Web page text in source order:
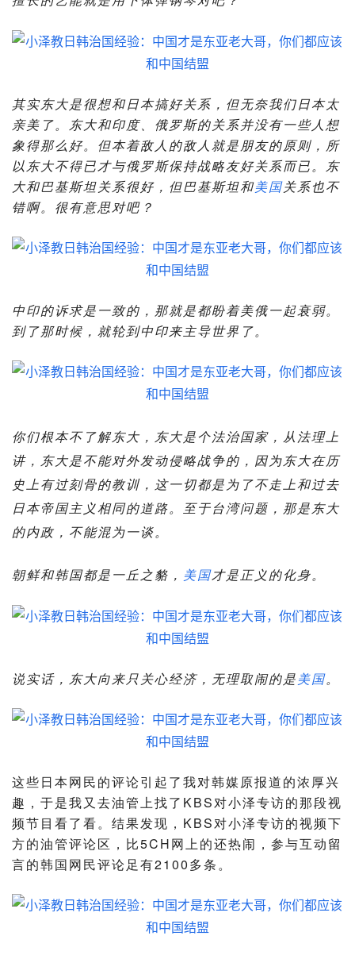
其实东大是很想和日本搞好关系，但无奈我们日本太
亲美了。东大和印度、俄罗斯的关系并没有一些人想
象得那么好。但本着敌人的敌人就是朋友的原则，所
以东大不得已才与俄罗斯保持战略友好关系而已。东
大和巴基斯坦关系很好，但巴基斯坦和美国关系也不
错啊。很有意思对吧？
中印的诉求是一致的，那就是都盼着美俄一起衰弱。
到了那时候，就轮到中印来主导世界了。
你们根本不了解东大，东大是个法治国家，从法理上
讲，东大是不能对外发动侵略战争的，因为东大在历
史上有过刻骨的教训，这一切都是为了不走上和过去
日本帝国主义相同的道路。至于台湾问题，那是东大
的内政，不能混为一谈。
朝鲜和韩国都是一丘之貉， 美国才是正义的化身。
说实话，东大向来只关心经济，无理取闹的是美国。
这些日本网民的评论引起了我对韩媒原报道的浓厚兴
趣，于是我又去油管上找了KBS对小泽专访的那段视
频节目看了看。结果发现，KBS对小泽专访的视频下
方的油管评论区，比5CH网上的还热闹，参与互动留
言的韩国网民评论足有2100多条。